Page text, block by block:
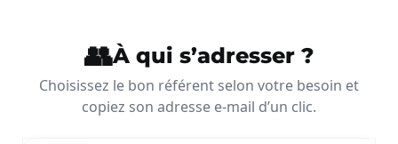
À qui s’adresser ?
Choisissez le bon référent selon votre besoin et
copiez son adresse e-mail d’un clic.